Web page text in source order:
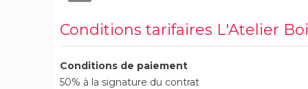
Conditions tarifaires L'Atelier
Conditions de paiement
50% à la signature du contrat